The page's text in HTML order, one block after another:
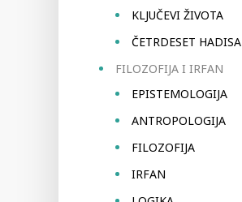
KLJUČEVI ŽIVOTA
ČETRDESET HADISA
FILOZOFIJA I IRFAN
EPISTEMOLOGIJA
ANTROPOLOGIJA
FILOZOFIJA
IRFAN